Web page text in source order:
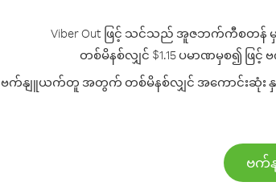
Viber Out ဖြင့် သင်သည် အူဇဘက်ကီစတန်
တစ်မိနစ်လျှင် $1.15 ပမာဏမှစ၍ ဖ
ဗက်နျူယက်တူ အတွက် တစ်မိနစ်လျှင် အကောင်းဆုံး နှုန်
ဗက်